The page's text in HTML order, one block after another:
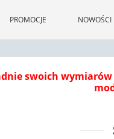
PROMOCJE NOWOŚCI
swoich